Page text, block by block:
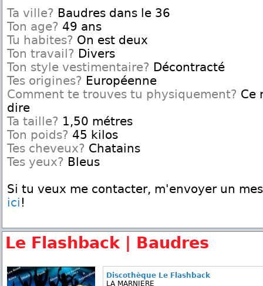
Ta ville? Baudres dans le 36
Ton age? 49 ans
Tu habites? On est deux
Ton travail? Divers
Ton style vestimentaire? Décontracté
Tes origines? Européenne
Comment te trouves tu physiquement? Ce
dire
Ta taille? 1,50 métres
Ton poids? 45 kilos
Tes cheveux? Chatains
Tes yeux? Bleus
Si tu veux me contacter, m'envoyer un
ici !
Le Flashback | Baudres
Discothèque Le Flashback
LA MARNIERE